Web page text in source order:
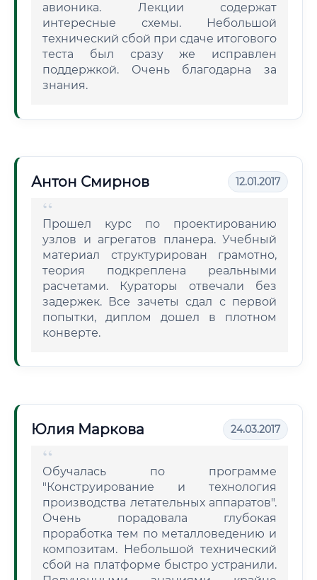
авионика. Лекции содержат
интересные схемы. Небольшой
технический сбой при сдаче итогового
теста был сразу же исправлен
поддержкой. Очень благодарна за
знания.
Антон Смирнов 12.01.2017
Прошел курс по проектированию
узлов и агрегатов планера. Учебный
материал структурирован грамотно,
теория подкреплена реальными
расчетами. Кураторы отвечали без
задержек. Все зачеты сдал с первой
попытки, диплом дошел в плотном
конверте.
Юлия Маркова 24.03.2017
Обучалась по программе
"Конструирование и технология
производства летательных аппаратов".
Очень порадовала глубокая
проработка тем по металловедению и
композитам. Небольшой технический
сбой на платформе быстро устранили.